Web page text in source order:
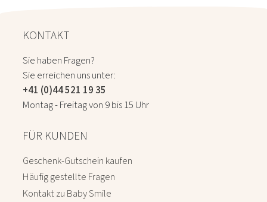
KONTAKT
Sie haben Fragen?
Sie erreichen uns unter:
+41 (0)44 521 19 35
Montag - Freitag von 9 bis 15 Uhr
FÜR KUNDEN
Geschenk-Gutschein kaufen
Häufig gestellte Fragen
Kontakt zu Baby Smile